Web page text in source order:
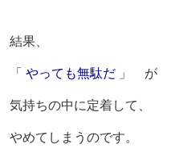
結果、
「 やっても無駄だ 」 が
気持ちの中に定着して、
やめてしまうのです。